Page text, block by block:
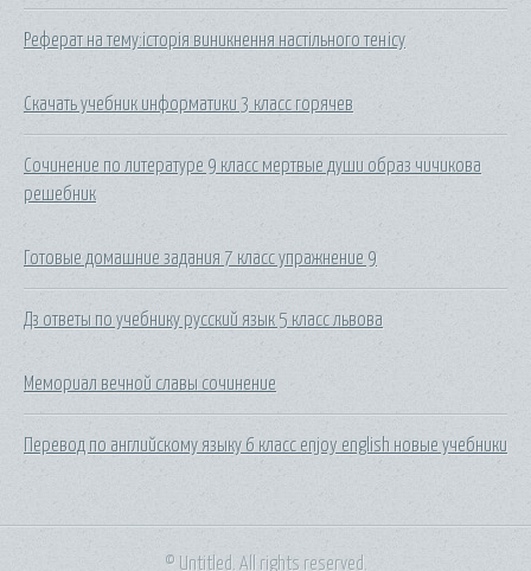
Реферат на тему:історія виникнення настільного тенісу
Скачать учебник информатики 3 класс горячев
Сочинение по литературе 9 класс мертвые души образ чичикова
решебник
Готовые домашние задания 7 класс упражнение 9
Дз ответы по учебнику русский язык 5 класс львова
Мемориал вечной славы сочинение
Перевод по английскому языку 6 класс enjoy english новые учебники
© Untitled. All rights reserved.